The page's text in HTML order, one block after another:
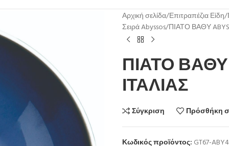
Αρχική σελίδα Επιτραπέζια Είδη
Σειρά Abyssos ΠΙΑΤΟ ΒΑΘΥ
ΠΙΑΤΟ ΒΑΘΥ
ΙΤΑΛΙΑΣ
Σύγκριση Πρόσθήκη
Κωδικός προϊόντος: GT67-